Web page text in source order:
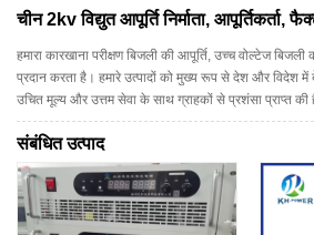
चीन 2kv विद्युत आपूर्ति निर्माता, आपूर्तिकर्ता,
हमारा कारखाना परीक्षण बिजली की आपूर्ति, उच्च वोल्टेज बिजली
प्रदान करता है। हमारे उत्पादों को मुख्य रूप से देश और विदेश में
उचित मूल्य और उत्तम सेवा के साथ ग्राहकों से प्रशंसा प्राप्त की
संबंधित उत्पाद